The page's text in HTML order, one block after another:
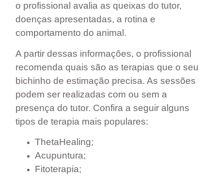
o profissional avalia as queixas do tutor,
doenças apresentadas, a rotina e
comportamento do animal.
A partir dessas informações, o profissional
recomenda quais são as terapias que o seu
bichinho de estimação precisa. As sessões
podem ser realizadas com ou sem a
presença do tutor. Confira a seguir alguns
tipos de terapia mais populares:
ThetaHealing;
Acupuntura;
Fitoterapia;